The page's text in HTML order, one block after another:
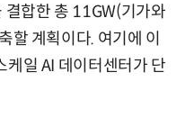
합한 총 11GW(기가와
할 계획이다. 여기에 이
케일 AI 데이터센터가 단